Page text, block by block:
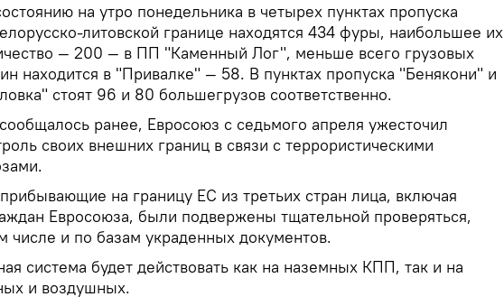
на утро понедельника в четырех пунктах пропуска
литовской границе находятся 434 фуры, наибольшее их
— 200 — в ПП "Каменный Лог", меньше всего грузовых
находится в "Привалке" — 58. В пунктах пропуска "Бенякони" и
стоят 96 и 80 большегрузов соответственно.
ранее, Евросоюз с седьмого апреля ужесточил
своих внешних границ в связи с террористическими
на границу ЕС из третьих стран лица, включая
Евросоюза, были подвержены тщательной проверяться,
числе и по базам украденных документов.
система будет действовать как на наземных КПП, так и на
и воздушных.